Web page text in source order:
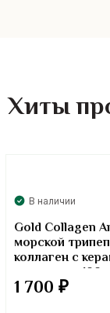
Хиты
В наличии
Gold Collagen
морской
коллаген с
в порошке. 100
1 700 ₽